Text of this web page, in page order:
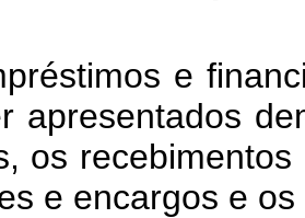
e
apresentados
os
e encargos e